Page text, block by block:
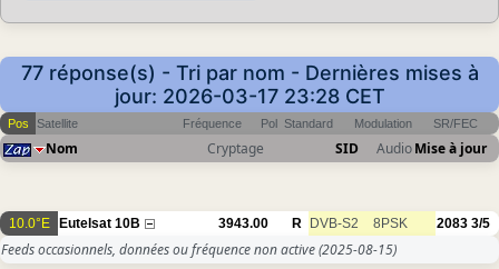
77 réponse(s) - Tri par nom - Dernières mises à
jour: 2026-03-17 23:28 CET
Pos Satellite Fréquence Pol Standard Modulation SR/FEC
Nom Cryptage SID AudioMise à jour
10.0°E Eutelsat 10B 3943.00 R DVB-S2 8PSK 2083 3/5
Feeds occasionnels, données ou fréquence non active(2025-08-15)